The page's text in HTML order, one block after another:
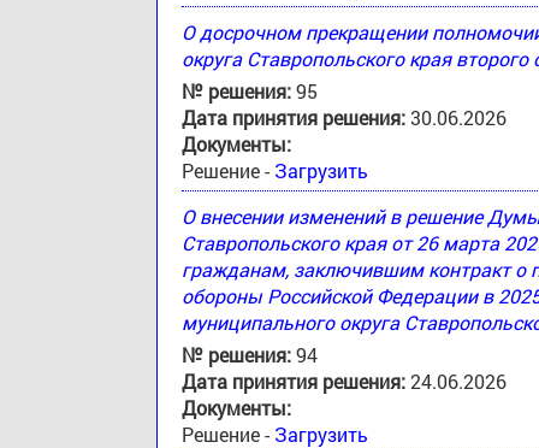
О досрочном прекращении
округа Ставропольского края
№ решения:95
Дата принятия решения:30.06.2026
Документы:
Решение - Загрузить
О внесении изменений в решение
Ставропольского края от 26 марта
гражданам, заключившим контракт о
обороны Российской Федерации в
муниципального округа
№ решения:94
Дата принятия решения:24.06.2026
Документы:
Решение - Загрузить